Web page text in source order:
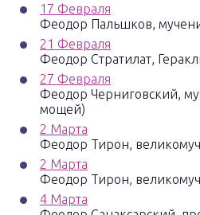
17 Февраля
Феодор Пальшков,
21 Февраля
Феодор Стратилат,
27 Февраля
Феодор Черниговский,
мощей)
2 Марта
Феодор Тирон,
2 Марта
Феодор Тирон,
4 Марта